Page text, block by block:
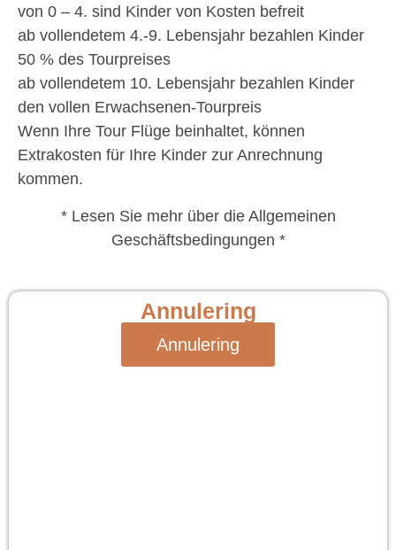
von 0 – 4. sind Kinder von Kosten befreit
ab vollendetem 4.-9. Lebensjahr bezahlen Kinder
50 % des Tourpreises
ab vollendetem 10. Lebensjahr bezahlen Kinder
den vollen Erwachsenen-Tourpreis
Wenn Ihre Tour Flüge beinhaltet, können
Extrakosten für Ihre Kinder zur Anrechnung
kommen.
* Lesen Sie mehr über die Allgemeinen
Geschäftsbedingungen *
Annulering
Annulering